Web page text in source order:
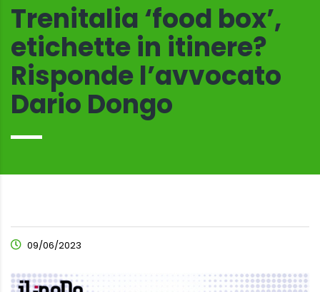
Trenitalia ‘food box’,
etichette in itinere?
Risponde l’avvocato
Dario Dongo
09/06/2023